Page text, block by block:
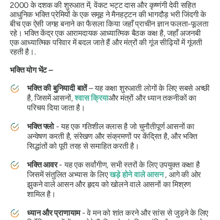
2000 के दशक की शुरुआत में, वेंकट भट्ट दास और कृष्णंगी देवी सहित
आधुनिक भक्ति प्रेमियों के एक समूह ने मैनहट्टन की भागदौड़ भरी जिंदगी के
बीच एक ऐसी जगह बनाने का फैसला किया जहाँ प्राचीन ज्ञान फलता-फूलता
रहे। भक्ति केंद्र एक आरामदायक आध्यात्मिक बैठक कक्ष है, जहाँ अजनबी
एक आध्यात्मिक परिवार में बदल जाते हैं और मंत्रों की गूंज सीढ़ियों में गूंजती
रहती है।.
भक्ति योग भेंट –
भक्ति की बुनियादी बातें– यह कक्षा शुरुआती लोगों के लिए सबसे अच्छी
है, जिसमें आसनों,श्वास क्रियाऔर मंत्रों और ध्यान तकनीकों का
परिचय दिया जाता है।
भक्ति फ्लो- यह एक गतिशील क्लास है जो चुनौतीपूर्ण आसनों का
अन्वेषण करती है, संरेखण और संक्रमणों पर केंद्रित है, और भक्ति
सिद्धांतों को पूरी तरह से समाहित करती है।
भक्ति आवर- यह एक सर्वांगीण, सभी स्तरों के लिए उपयुक्त कक्षा है
जिसमें संतुलित अभ्यास के लिएखड़े होने वाले आसन, आगे की ओर
झुकने वाले आसन और हृदय को खोलने वाले आसनों का मिश्रण
शामिल है।
ध्यान और प्राणायाम- वे मन को शांत करने और सांस से जुड़ने के लिए